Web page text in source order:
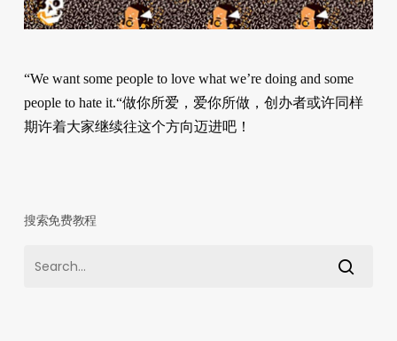
“We want some people to love what we’re doing and some
people to hate it.“做你所爱，爱你所做，创办者或许同样
期许着大家继续往这个方向迈进吧！
搜索免费教程